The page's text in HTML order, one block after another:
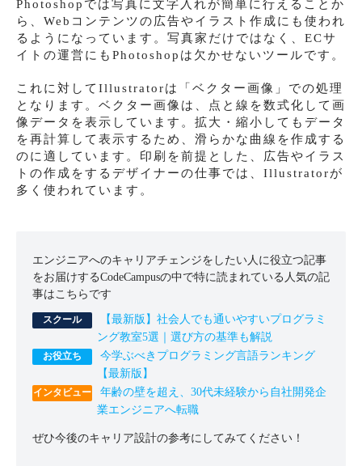
Photoshopでは写真に文字入れが簡単に行えることか
ら、Webコンテンツの広告やイラスト作成にも使われ
るようになっています。写真家だけではなく、ECサ
イトの運営にもPhotoshopは欠かせないツールです。
これに対してIllustratorは「ベクター画像」での処理
となります。ベクター画像は、点と線を数式化して画
像データを表示しています。拡大・縮小してもデータ
を再計算して表示するため、滑らかな曲線を作成する
のに適しています。印刷を前提とした、広告やイラス
トの作成をするデザイナーの仕事では、Illustratorが
多く使われています。
エンジニアへのキャリアチェンジをしたい人に役立つ記事
をお届けするCodeCampusの中で特に読まれている人気の記
事はこちらです
【最新版】社会人でも通いやすいプログラミ
ング教室5選｜選び方の基準も解説
今学ぶべきプログラミング言語ランキング
【最新版】
年齢の壁を超え、30代未経験から自社開発企
業エンジニアへ転職
ぜひ今後のキャリア設計の参考にしてみてください！